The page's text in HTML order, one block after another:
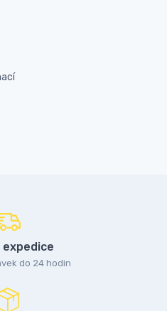
expedice
do 24 hodin